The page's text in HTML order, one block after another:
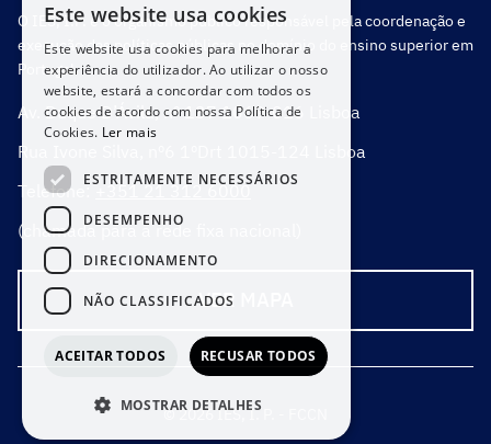
O IES, I.P. é o organismo público responsável pela coordenação e
execução das políticas públicas no domínio do ensino superior em
Portugal.
Av. Duque D’Ávila, nº 137 1069-016 Lisboa
Rua Ivone Silva, nº6 1ºDrt 1015-124 Lisboa
Telefone:+351 21 312 6000
(chamada para a rede fixa nacional)
VER MAPA
PORTUGUESE
ENGLISH
Este website usa cookies
Este website usa cookies para melhorar a
experiência do utilizador. Ao utilizar o nosso
website, estará a concordar com todos os
cookies de acordo com nossa Política de
Cookies. Ler mais
ESTRITAMENTE NECESSÁRIOS
DESEMPENHO
DIRECIONAMENTO
NÃO CLASSIFICADOS
ACEITAR TODOS RECUSAR TODOS
MOSTRAR DETALHES